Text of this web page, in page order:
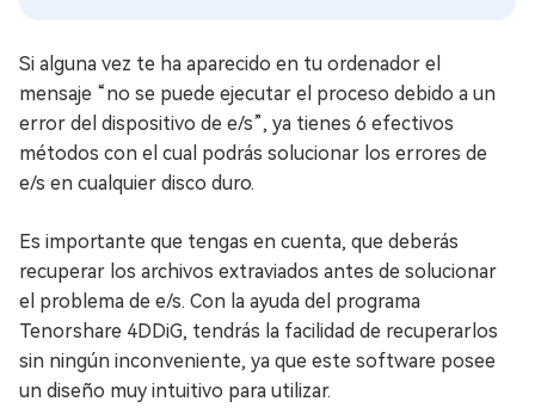
Si alguna vez te ha aparecido en tu ordenador el
mensaje “no se puede ejecutar el proceso debido a un
error del dispositivo de e/s”, ya tienes 6 efectivos
métodos con el cual podrás solucionar los errores de
e/s en cualquier disco duro.
Es importante que tengas en cuenta, que deberás
recuperar los archivos extraviados antes de solucionar
el problema de e/s. Con la ayuda del programa
Tenorshare 4DDiG, tendrás la facilidad de recuperarlos
sin ningún inconveniente, ya que este software posee
un diseño muy intuitivo para utilizar.